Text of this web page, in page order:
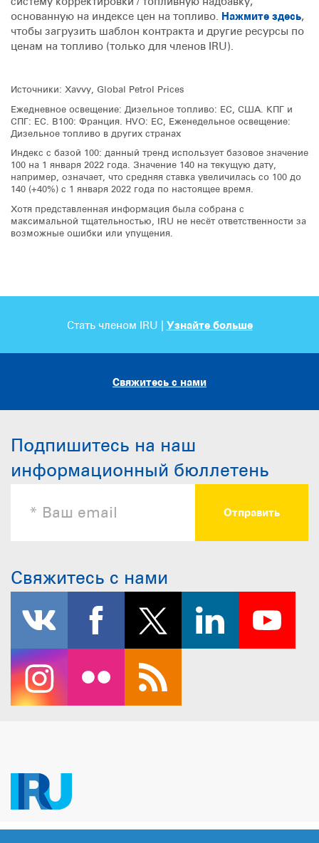
основанную на индексе цен на топливо. Нажмите здесь,
чтобы загрузить шаблон контракта и другие ресурсы по
ценам на топливо (только для членов IRU).
Источники: Xavvy, Global Petrol Prices
Ежедневное освещение: Дизельное топливо: ЕС, США. КПГ и
СПГ: ЕС. B100: Франция. HVO: ЕС, Еженедельное освещение:
Дизельное топливо в других странах
Индекс с базой 100: данный тренд использует базовое значение
100 на 1 января 2022 года. Значение 140 на текущую дату,
например, означает, что средняя ставка увеличилась со 100 до
140 (+40%) с 1 января 2022 года по настоящее время.
Хотя представленная информация была собрана с
максимальной тщательностью, IRU не несёт ответственности за
возможные ошибки или упущения.
Стать членом IRU | Узнайте больше
Свяжитесь с нами
Подпишитесь на наш
информационный бюллетень
Свяжитесь с нами